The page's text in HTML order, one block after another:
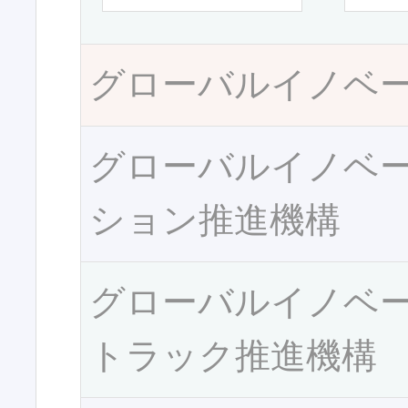
グローバルイノベ
グローバルイノベ
ション推進機構
グローバルイノベ
トラック推進機構